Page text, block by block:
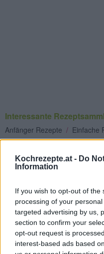
Kochrezepte.at - Do
Information
If you wish to opt-out of
processing of your
targeted advertising by us,
section to confirm your
opt-out request is
interest-based ads based
Interessante
Anfänger Rezepte / Einfache
mit Faschiertem/ Fleisch
Hauptspeisen Rezepte /
Rindfleisch Rezepte
Ähnliche Rezepte
Kräuter-Ravioli
Leicht